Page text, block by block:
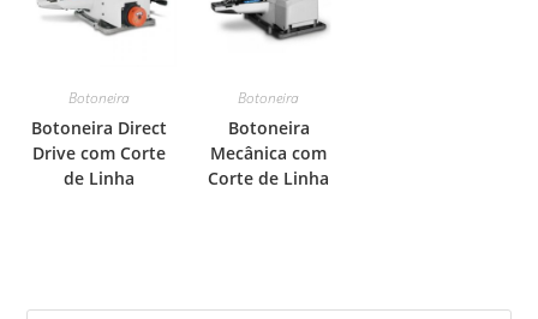
Botoneira
Botoneira Direct
Drive com Corte
de Linha
Botoneira
Botoneira
Mecânica com
Corte de Linha